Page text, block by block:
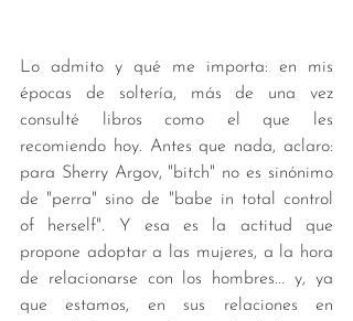
Lo admito y qué me importa: en mis
épocas de soltería, más de una vez
consulté libros como el que les
recomiendo hoy. Antes que nada, aclaro:
para Sherry Argov, "bitch" no es sinónimo
de "perra" sino de "babe in total control
of herself". Y esa es la actitud que
propone adoptar a las mujeres, a la hora
de relacionarse con los hombres... y, ya
que estamos, en sus relaciones en